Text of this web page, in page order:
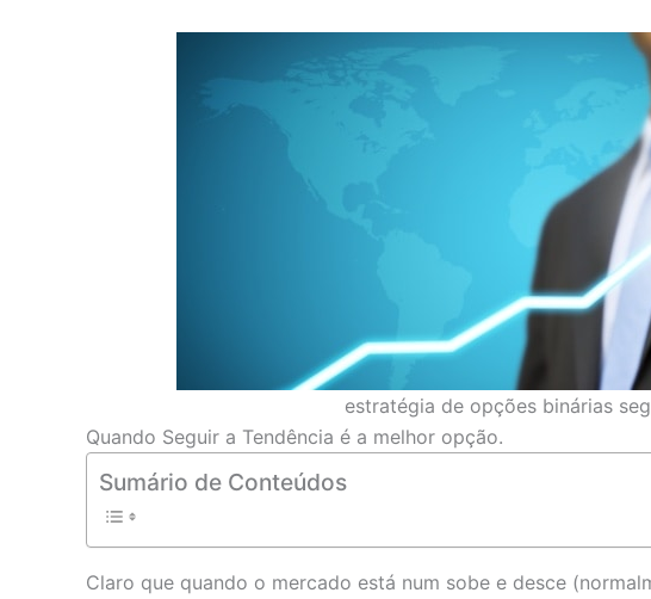
estratégia de opções binárias
Quando Seguir a Tendência é a melhor opção.
Sumário de Conteúdos
Claro que quando o mercado está num sobe e desce